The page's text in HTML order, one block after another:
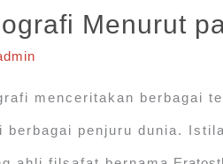
Menurut
menceritakan berbagai
berbagai penjuru dunia.